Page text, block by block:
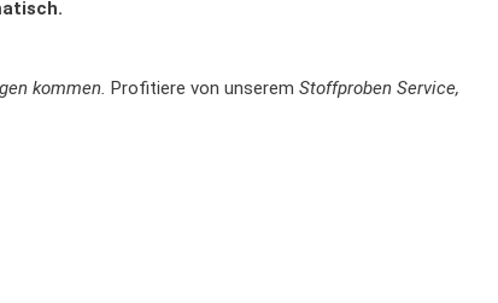
kommen. Profitiere von unserem Stoffproben Service,